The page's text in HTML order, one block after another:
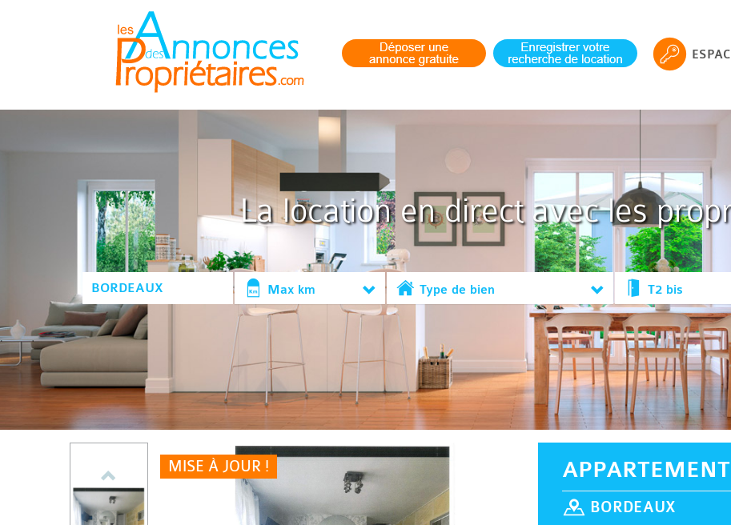
La location en direct avec les
Max km Type de bien T2 bis
MISE À JOUR ! APPARTEMENT
BORDEAUX